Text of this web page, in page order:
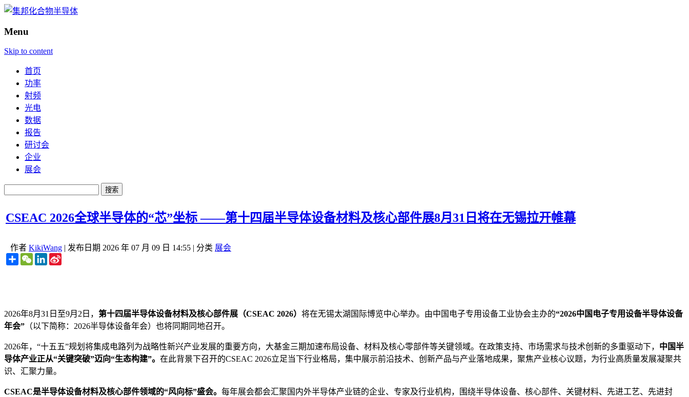
Menu
Skip to content
首页
功率
射频
光电
数据
报告
研讨会
企业
展会
CSEAC 2026全球半导体的“芯”坐标 ——第十四届半导体设备材料及核心部件展8月31日将在无锡拉开帷幕
作者 KikiWang | 发布日期 2026 年 07 月 09 日 14:55 | 分类 展会
ShareWeChatLinkedIn
2026年8月31日至9月2日， 第十四届半导体设备材料及核心部件展（CSEAC 2026） 将在无锡太湖国际博览中心举办。由中国电子专用设备工业协会主办的“2026中国电子专用设备半导体设备
年会” （以下简称：2026半导体设备年会）也将同期同地召开。
2026年，“十五五”规划将集成电路列为战略性新兴产业发展的重要方向，大基金三期加速布局设备、材料及核心零部件等关键领域。在政策支持、市场需求与技术创新的多重驱动下， 中国半
导体产业正从“关键突破”迈向“生态构建”。 在此背景下召开的CSEAC 2026立足当下行业格局，集中展示前沿技术、创新产品与产业落地成果，聚焦产业核心议题，为行业高质量发展凝聚共
识、汇聚力量。
CSEAC是半导体设备材料及核心部件领域的“风向标”盛会。 每年展会都会汇聚国内外半导体产业链的企业、专家及行业机构，围绕半导体设备、核心部件、关键材料、先进工艺、先进封